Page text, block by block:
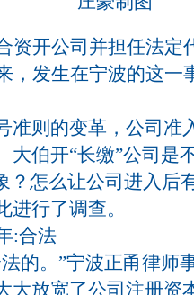
开公司并担任法定
，发生在宁波的这一
则的变革，公司准
大伯开“长缴”公司是
？怎么让公司进入后
进行了调查。
:合法
。”宁波正甬律师
大放宽了公司注册资